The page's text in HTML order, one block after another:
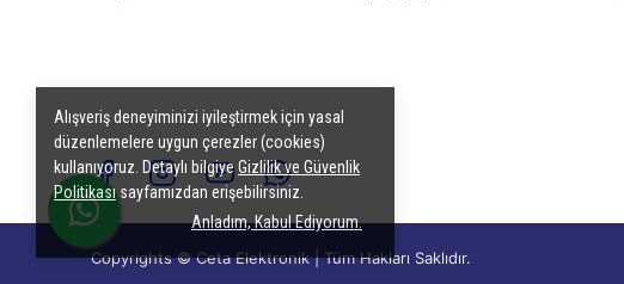
Alışveriş deneyiminizi iyileştirmek için yasal
düzenlemelere uygun çerezler (cookies)
kullanıyoruz. Detaylı bilgiyeGizlilik ve Güvenlik
Politikasısayfamızdan erişebilirsiniz.
Anladım, Kabul Ediyorum.
Copyrights © Ceta Elektronik | Tüm Hakları Saklıdır.